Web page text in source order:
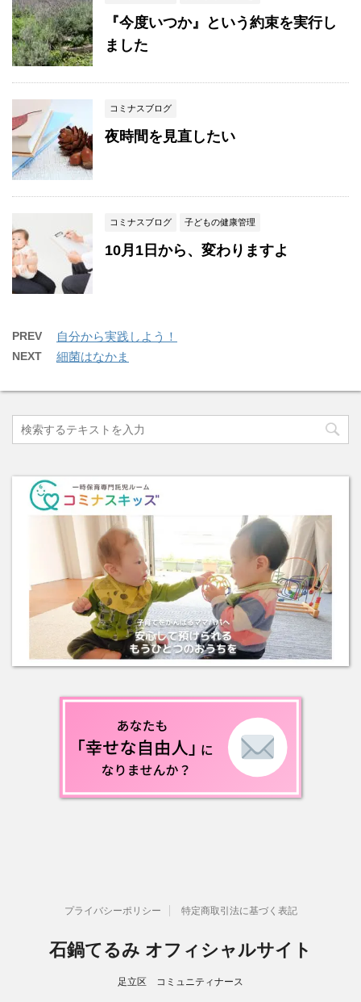
『今度いつか』という約束を実行し
ました
コミナスブログ
夜時間を見直したい
コミナスブログ 子どもの健康管理
10月1日から、変わりますよ
PREV 自分から実践しよう！
NEXT 細菌はなかま
プライバシーポリシー 特定商取引法に基づく表記
石鍋てるみ オフィシャルサイト
足立区 コミュニティナース